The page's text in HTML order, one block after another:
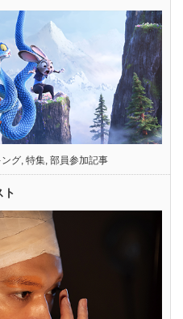
ング, 特集, 部員参加記事
ト